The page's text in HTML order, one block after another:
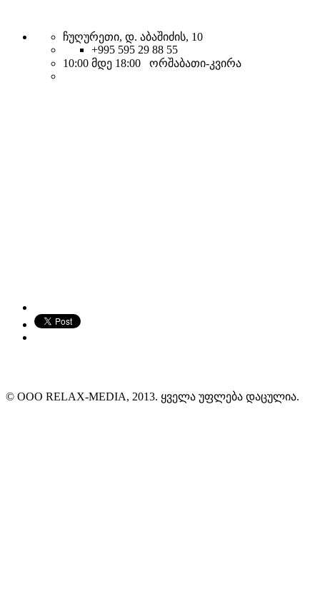
ჩუღურეთი, დ. აბაშიძის, 10
+995 595 29 88 55
10:00 მდე 18:00 ორშაბათი-კვირა
© ООО RELAX-MEDIA, 2013. ყველა უფლება დაცულია.